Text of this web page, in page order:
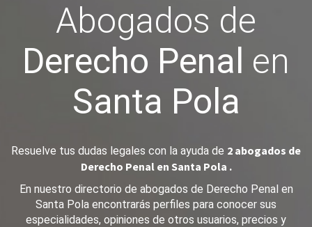
Abogados de
Derecho Penal en
Santa Pola
Resuelve tus dudas legales con la ayuda de 2 abogados de
Derecho Penal en Santa Pola .
En nuestro directorio de abogados de Derecho Penal en
Santa Pola encontrarás perfiles para conocer sus
especialidades, opiniones de otros usuarios, precios y